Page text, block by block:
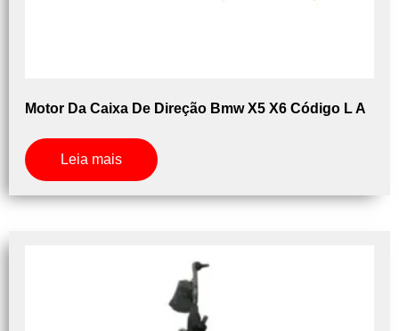
Motor Da Caixa De Direção Bmw X5 X6 Código L A
Leia mais